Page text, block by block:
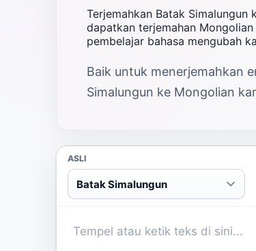
Terjemahkan Batak
dapatkan terjemahan
pembelajar bahasa mengubah
Baik untuk menerjemahkan
Simalungun ke Mongolian
ASLI
Batak Simalungun